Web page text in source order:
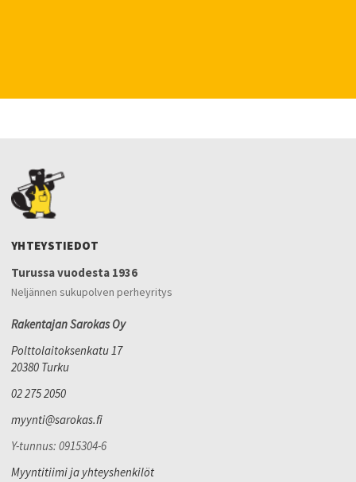
YHTEYSTIEDOT
Turussa vuodesta 1936
Neljännen sukupolven perheyritys
Rakentajan Sarokas Oy
Polttolaitoksenkatu 17
20380 Turku
02 275 2050
myynti@sarokas.fi
Y-tunnus: 0915304-6
Myyntitiimi ja yhteyshenkilöt